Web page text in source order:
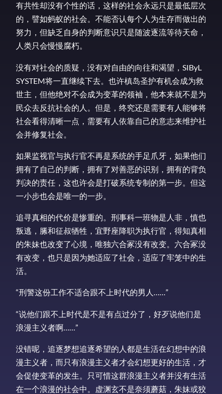
有共性却没有个性的话，这样的社会永远只是最低层次
的，譬如蚂蚁的社会。不能否认每个人为生存而做出的
努力，但缺乏自身的判断意识只是随波逐流等待天命，
人类只会慢慢腐朽。
没有对社会的质疑，没有对自由的向往和渴望，SIByL
SYSTEM将一直继续下去。也许槙岛圣护有机会成为救
世主，但他绝对不会成为变革的领袖，他本来就不是为
民众去反抗社会的人。但是，终究还是需要有人能够将
社会看得清晰一点，需要有人依靠自己的意志来维护社
会并修复社会。
如果监视官与执行官不再是系统的手足爪牙，如果他们
拥有了自己的判断，拥有了对善恶的识别，拥有的背负
判决的责任，这也许会是打破系统专制的第一步。但这
一小步也会是唯一的一步。
追寻真相的代价是惨重的。刑事科一班物是人非，慎也
叛逃，縢和征叔牺牲，宜野座降职为执行官，得知真相
的朱妹也改变了心境，唯独六合冢没有改变。六合冢没
有改变，也只是因为她适应了社会，适应了牢笼中的生
活。
“刑警这份工作不适合跟不上时代的男人……”
“说他们跟不上时代是不是有点过分了，好歹说他们是
浪漫主义者啊……”
没错呢，追逐梦想追逐希望的人都是生活在幻想中的浪
漫主义者，而只有浪漫主义者才会幻想更好的生活，才
会促使变革的发生。只可惜这群浪漫主义者并没有生活
在一个浪漫的社会中。虚渊玄不是奈须蘑菇，朱妹或狡